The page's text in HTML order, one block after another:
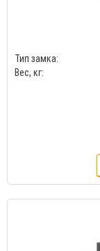
Тип замка:
Вес, кг: